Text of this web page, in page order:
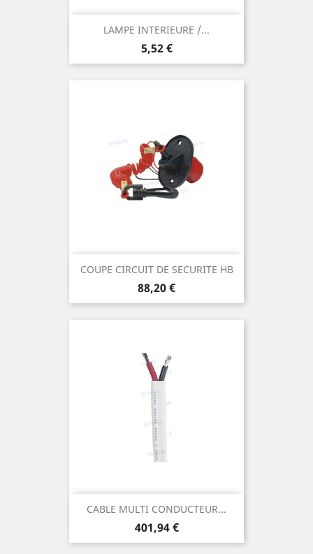
LAMPE INTERIEURE /...
Prix
5,52 €
COUPE CIRCUIT DE SECURITE HB
Prix
88,20 €
CABLE MULTI CONDUCTEUR...
Prix
401,94 €